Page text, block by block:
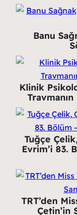
Banu
Klinik
Tuğçe
Evrim’i 83.
TRT’den
Çetin’in